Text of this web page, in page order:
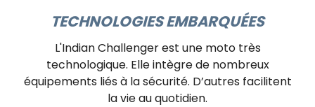
TECHNOLOGIES EMBARQUÉES
L'Indian Challenger est une moto très
technologique. Elle intègre de nombreux
équipements liés à la sécurité. D’autres facilitent
la vie au quotidien.